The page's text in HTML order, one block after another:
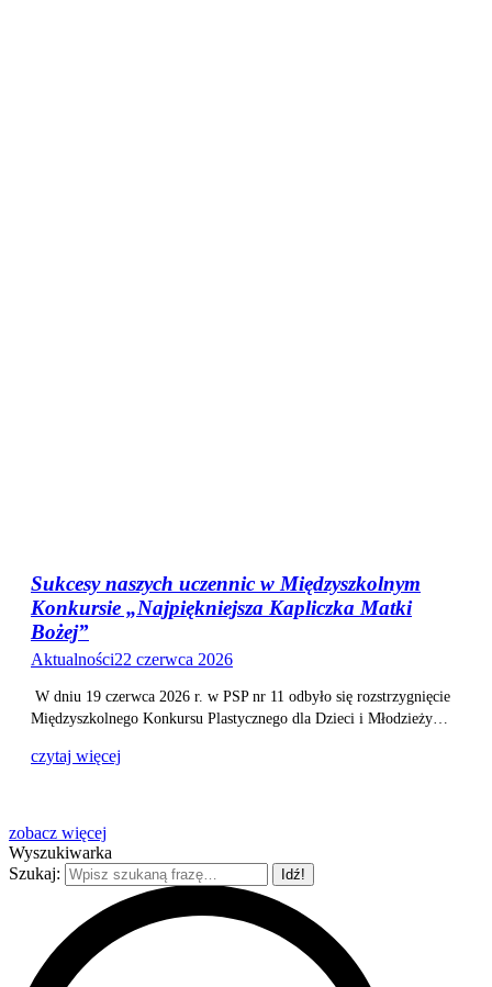
Sukcesy naszych uczennic w Międzyszkolnym
Konkursie „Najpiękniejsza Kapliczka Matki
Bożej”
Aktualności22 czerwca 2026
W dniu 19 czerwca 2026 r. w PSP nr 11 odbyło się rozstrzygnięcie
Międzyszkolnego Konkursu Plastycznego dla Dzieci i Młodzieży…
czytaj więcej
zobacz więcej
Wyszukiwarka
Szukaj: